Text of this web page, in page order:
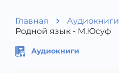
Главная
Аудиокниги
Родной язык - М.Юсуф
Аудиокниги